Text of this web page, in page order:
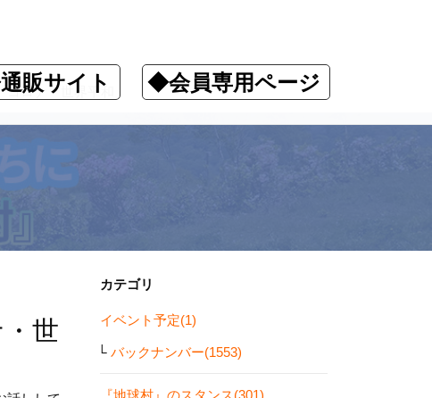
販サイト ◆会員専用ページ
ロナ・世界平和」
世
カテゴリ
イベント予定(1)
バックナンバー(1553)
『地球村』のスタンス(301)